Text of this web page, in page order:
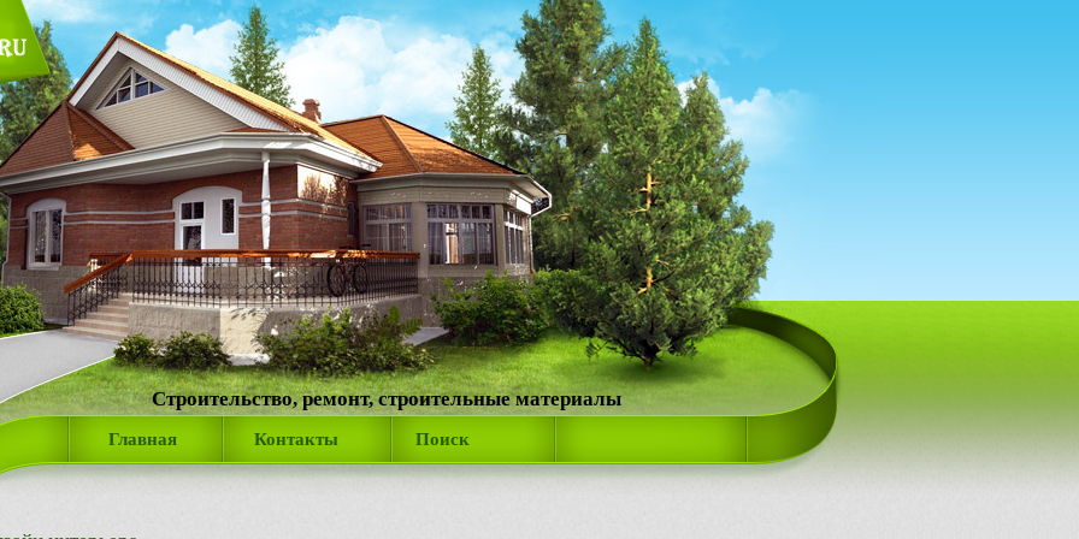
Строительство, ремонт, строительные материалы
Главная Контакты Поиск